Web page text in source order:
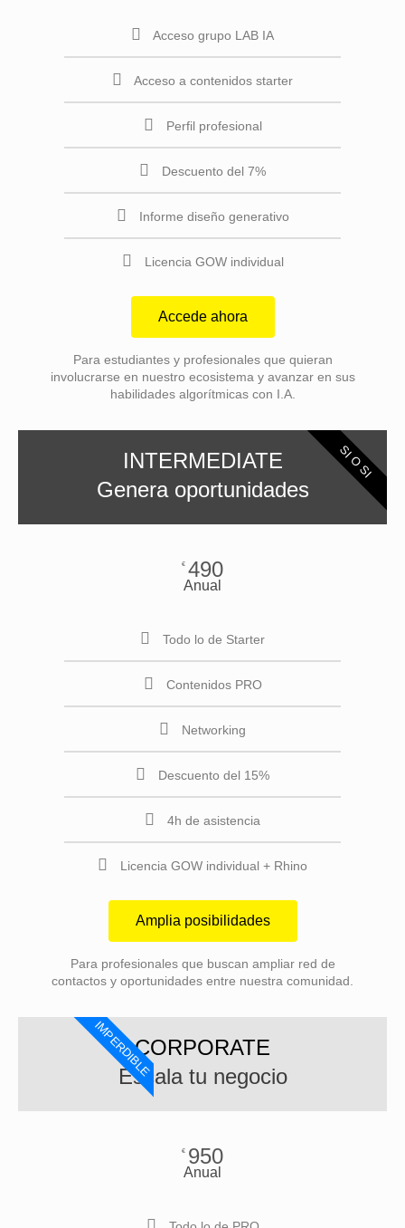
Acceso grupo LAB IA
Acceso a contenidos starter
Perfil profesional
Descuento del 7%
Informe diseño generativo
Licencia GOW individual
Accede ahora
Para estudiantes y profesionales que quieran
involucrarse en nuestro ecosistema y avanzar en sus
habilidades algorítmicas con I.A.
SI O SI
INTERMEDIATE
Genera oportunidades
€ 490
Anual
Todo lo de Starter
Contenidos PRO
Networking
Descuento del 15%
4h de asistencia
Licencia GOW individual + Rhino
Amplia posibilidades
Para profesionales que buscan ampliar red de
contactos y oportunidades entre nuestra comunidad.
IMPERDIBLECORPORATE
Escala tu negocio
€ 950
Anual